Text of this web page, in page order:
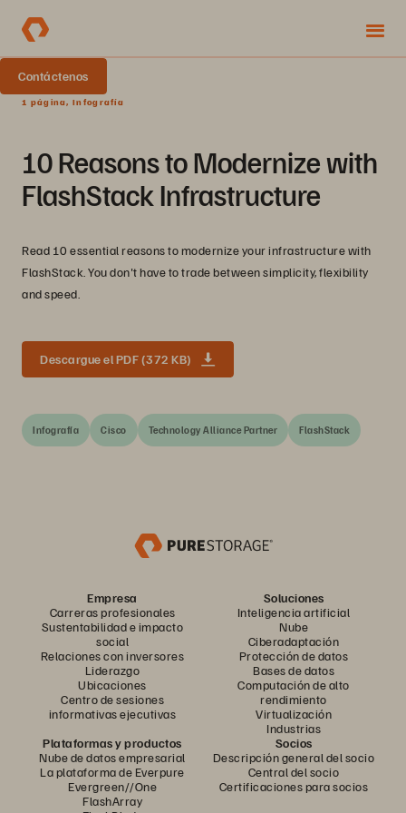
Contáctenos
1 página, Infografía
10 Reasons to Modernize with
FlashStack Infrastructure
Read 10 essential reasons to modernize your infrastructure with
FlashStack. You don't have to trade between simplicity, flexibility
and speed.
Descargue el PDF (372 KB)
Infografía Cisco Technology Alliance Partner FlashStack
Empresa
Carreras profesionales
Sustentabilidad e impacto
social
Relaciones con inversores
Liderazgo
Ubicaciones
Centro de sesiones
informativas ejecutivas
Soluciones
Inteligencia artificial
Nube
Ciberadaptación
Protección de datos
Bases de datos
Computación de alto
rendimiento
Virtualización
Industrias
Plataformas y productos
Nube de datos empresarial
La plataforma de Everpure
Evergreen//One
FlashArray
Socios
Descripción general del socio
Central del socio
Certificaciones para socios